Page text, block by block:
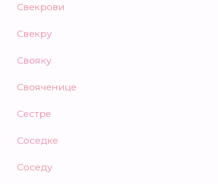
Свекрови
Свекру
Свояку
Свояченице
Сестре
Соседке
Соседу